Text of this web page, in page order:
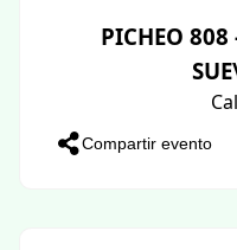
PICHEO 808
Compartir evento